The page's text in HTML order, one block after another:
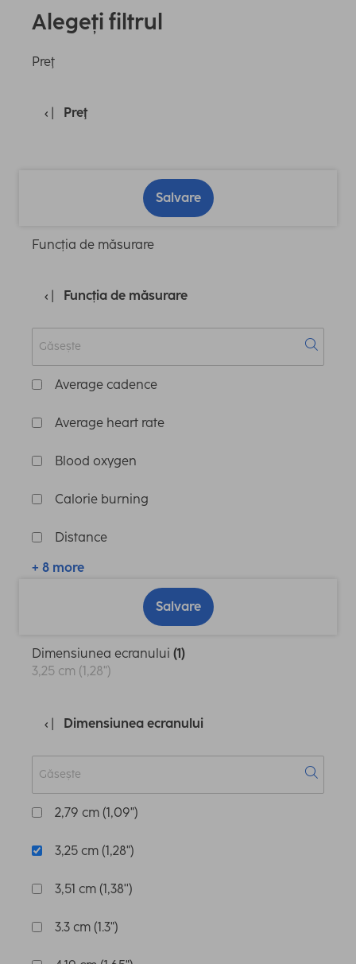
Alegeți filtrul
Preţ
Preţ
Salvare
Funcția de măsurare
Funcția de măsurare
Average cadence
Average heart rate
Blood oxygen
Calorie burning
Distance
+ 8 more
Salvare
Dimensiunea ecranului (1)
3,25 cm (1,28")
Dimensiunea ecranului
2,79 cm (1,09")
3,25 cm (1,28")
3,51 cm (1,38'')
3.3 cm (1.3")